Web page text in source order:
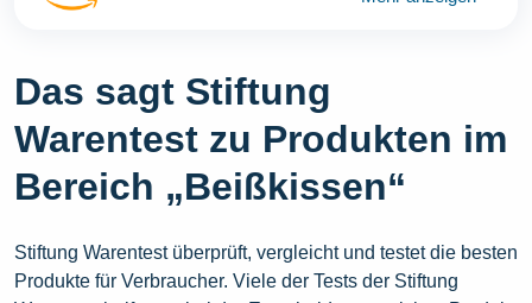
Das sagt Stiftung
Warentest zu Produkten im
Bereich „Beißkissen“
Stiftung Warentest überprüft, vergleicht und testet die besten
Produkte für Verbraucher. Viele der Tests der Stiftung